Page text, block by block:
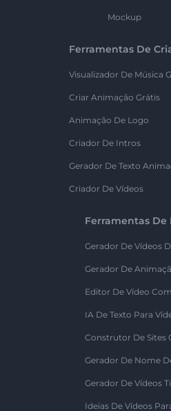
Mockup
Ferramentas De
Visualizador De Música
Criar Animação Grátis
Animação De Logo
Criador De Intros
Gerador De Texto
Criador De Vídeos
Ferramentas De
Gerador De Vídeos
Gerador De
Editor De Vídeo
IA De Texto Para
Construtor De Sites
Gerador De Nome
Gerador De Vídeos
Ideias De Vídeos